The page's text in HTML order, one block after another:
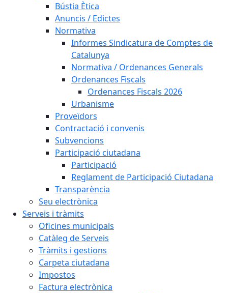
Bústia Ètica
Anuncis / Edictes
Normativa
Informes Sindicatura de Comptes de
Catalunya
Normativa / Ordenances Generals
Ordenances Fiscals
Ordenances Fiscals 2026
Urbanisme
Proveïdors
Contractació i convenis
Subvencions
Participació ciutadana
Participació
Reglament de Participació Ciutadana
Transparència
Seu electrònica
Serveis i tràmits
Oficines municipals
Catàleg de Serveis
Tràmits i gestions
Carpeta ciutadana
Impostos
Factura electrònica